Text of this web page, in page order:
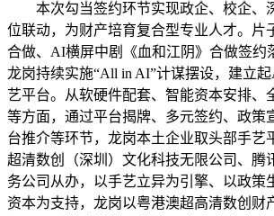
本次勾当签约环节实现政企、校企、
位联动，为财产培育复合型专业人才。片
合做、AI横屏中剧《血和江阴》合做签约
龙岗持续实施“All in AI”计谋摆设，建立
艺平台。从软硬件配套、智能资本安排、
等方面，通过平台揭牌、多元签约、政策
台推介等环节，龙岗本土企业取头部手艺
超清数创（深圳）文化科技无限公司、腾
务公司从办，以手艺立异为引擎、以政策
资本为支持，龙岗以粤港澳超高清数创财